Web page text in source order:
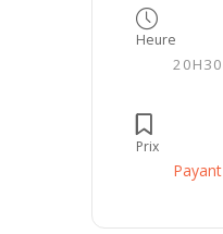
Heure
20H30
Prix
Payant